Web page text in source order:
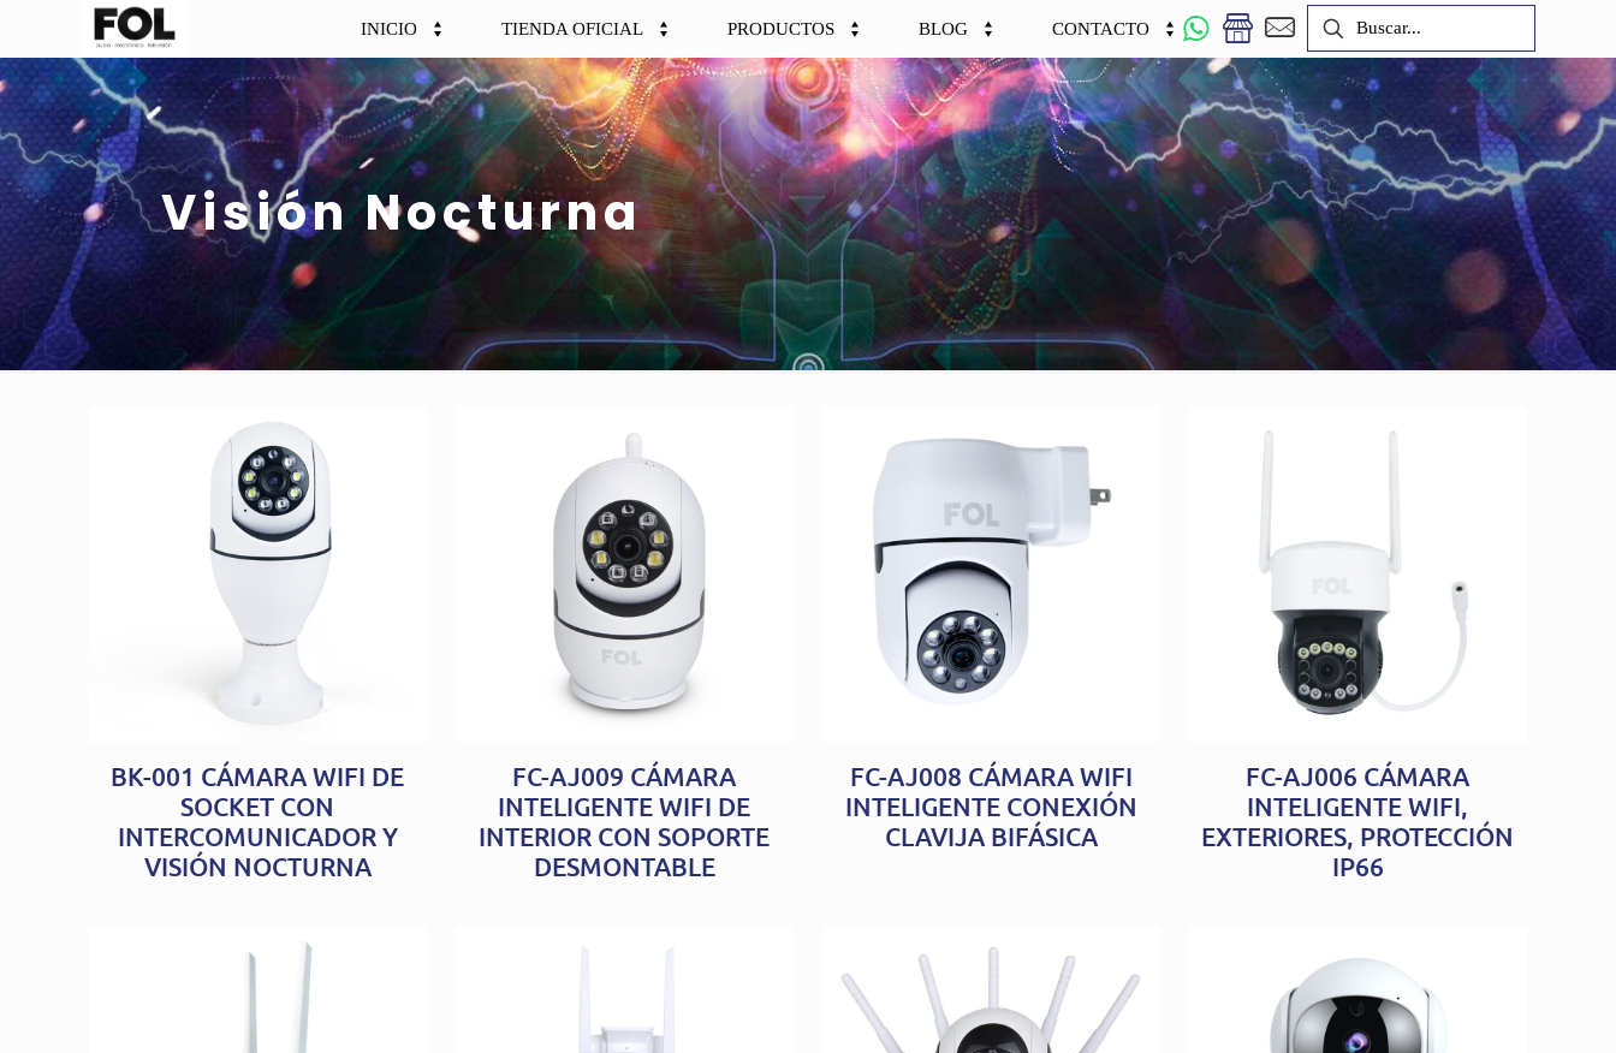
INICIO TIENDA OFICIAL PRODUCTOS BLOG CONTACTO
Visión Nocturna
BK-001 CÁMARA WIFI DE
SOCKET CON
INTERCOMUNICADOR Y
VISIÓN NOCTURNA
FC-AJ009 CÁMARA
INTELIGENTE WIFI DE
INTERIOR CON SOPORTE
DESMONTABLE
FC-AJ008 CÁMARA WIFI
INTELIGENTE CONEXIÓN
CLAVIJA BIFÁSICA
FC-AJ006 CÁMARA
INTELIGENTE WIFI,
EXTERIORES, PROTECCIÓN
IP66